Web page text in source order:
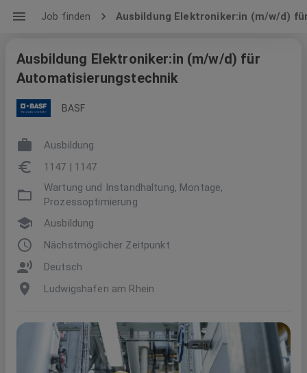
Job finden Ausbildung Elektroniker:in (m/w/d)
Ausbildung Elektroniker:in (m/w/d) für
Automatisierungstechnik
BASF
Ausbildung
1147 | 1147
Wartung und Instandhaltung, Montage,
Prozessoptimierung
Ausbildung
Nächstmöglicher Zeitpunkt
Deutsch
Ludwigshafen am Rhein